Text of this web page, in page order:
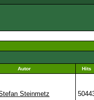
Autor Hits
Steinmetz